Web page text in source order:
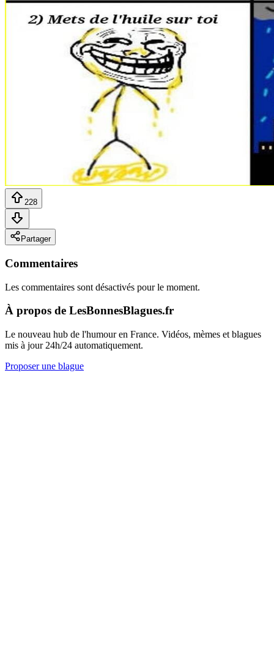
228
Partager
Commentaires
Les commentaires sont désactivés pour le moment.
À propos de LesBonnesBlagues.fr
Le nouveau hub de l'humour en France. Vidéos, mèmes et blagues
mis à jour 24h/24 automatiquement.
Proposer une blague